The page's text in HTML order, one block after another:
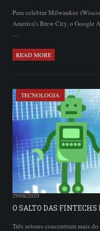
Para celebrar Milwaukee
America’s Brew City, o
…
READ MORE
TECNOLOGIA
29/08/2020
O SALTO DAS
Três setores concentram mais